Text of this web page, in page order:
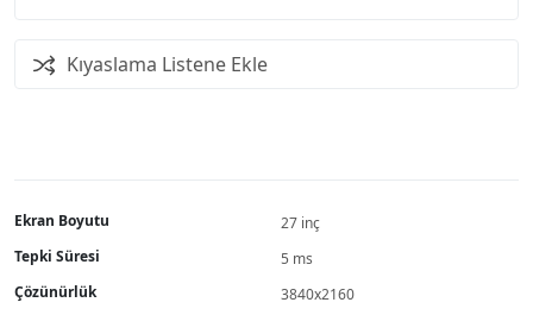
Kıyaslama Listene Ekle
Ekran Boyutu
27 inç
Tepki Süresi
5 ms
Çözünürlük
3840x2160